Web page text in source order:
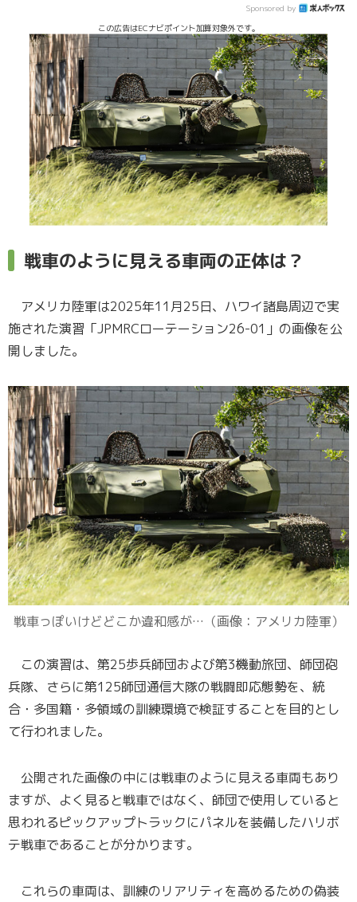
Sponsored by
この広告はECナビポイント加算対象外です。
戦車のように見える車両の正体は？
アメリカ陸軍は2025年11月25日、ハワイ諸島周辺で実
施された演習「JPMRCローテーション26-01」の画像を公
開しました。
戦車っぽいけどどこか違和感が…（画像：アメリカ陸軍）
この演習は、第25歩兵師団および第3機動旅団、師団砲
兵隊、さらに第125師団通信大隊の戦闘即応態勢を、統
合・多国籍・多領域の訓練環境で検証することを目的とし
て行われました。
公開された画像の中には戦車のように見える車両もあり
ますが、よく見ると戦車ではなく、師団で使用していると
思われるピックアップトラックにパネルを装備したハリボ
テ戦車であることが分かります。
これらの車両は、訓練のリアリティを高めるための偽装